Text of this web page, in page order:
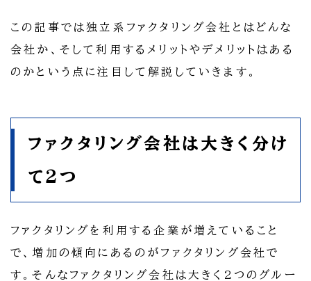
この記事では独立系ファクタリング会社とはどんな
会社か、そして利用するメリットやデメリットはある
のかという点に注目して解説していきます。
ファクタリング会社は大きく分け
て2つ
ファクタリングを利用する企業が増えていること
で、増加の傾向にあるのがファクタリング会社で
す。そんなファクタリング会社は大きく2つのグルー